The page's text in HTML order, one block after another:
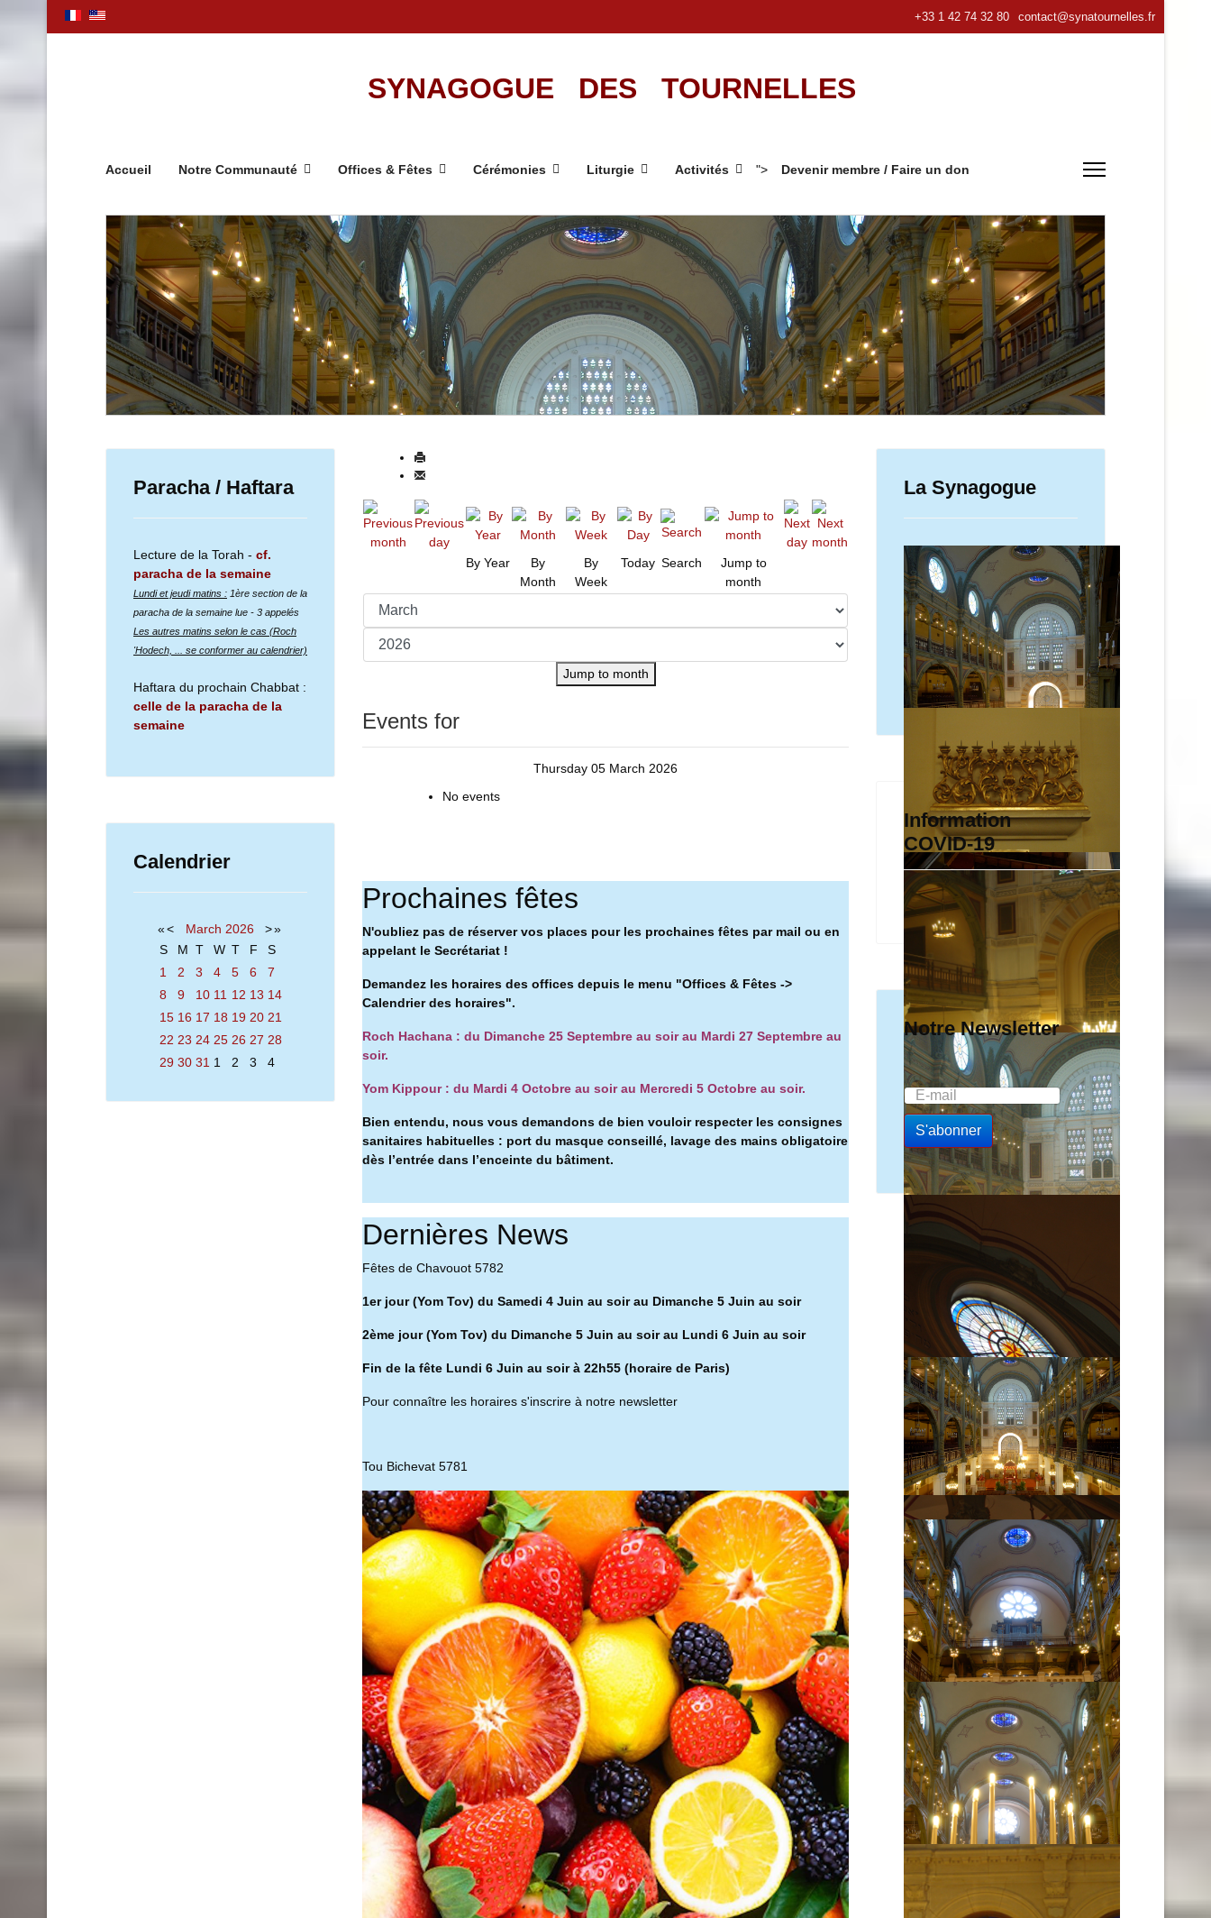
+33 1 42 74 32 80 contact@synatournelles.fr
SYNAGOGUE DES TOURNELLES
Accueil Notre Communauté Offices & Fêtes Cérémonies Liturgie Activités "> Devenir membre / Faire un don
Paracha / Haftara
Lecture de la Torah - cf.
paracha de la semaine
Lundi et jeudi matins : 1ère section de la
paracha de la semaine lue - 3 appelés
Les autres matins selon le cas (Roch
'Hodech, ... se conformer au calendrier)
Haftara du prochain Chabbat :
celle de la paracha de la
semaine
Calendrier
«< March 2026 >»
S
M T W T F
S
1
2 3 4 5 6
7
8
9 10 11 12 13 14
15 16 17 18 19 20 21
22 23 24 25 26 27 28
29 30 31 1 2 3 4
By Year
By
Month
By
Week
Today Search
Jump to
month
Jump to month
Events for
Thursday 05 March 2026
No events
Prochaines fêtes
N'oubliez pas de réserver vos places pour les prochaines fêtes par mail ou en
appelant le Secrétariat !
Demandez les horaires des offices depuis le menu "Offices & Fêtes ->
Calendrier des horaires".
Roch Hachana : du Dimanche 25 Septembre au soir au Mardi 27 Septembre au
soir.
Yom Kippour : du Mardi 4 Octobre au soir au Mercredi 5 Octobre au soir.
Bien entendu, nous vous demandons de bien vouloir respecter les consignes
sanitaires habituelles : port du masque conseillé, lavage des mains obligatoire
dès l’entrée dans l’enceinte du bâtiment.
Dernières News
Fêtes de Chavouot 5782
1er jour (Yom Tov) du Samedi 4 Juin au soir au Dimanche 5 Juin au soir
2ème jour (Yom Tov) du Dimanche 5 Juin au soir au Lundi 6 Juin au soir
Fin de la fête Lundi 6 Juin au soir à 22h55 (horaire de Paris)
Pour connaître les horaires s'inscrire à notre newsletter
Tou Bichevat 5781
La Synagogue
Information
COVID-19
Notre Newsletter